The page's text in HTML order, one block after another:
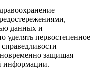
данных и
уделять первостепенное
защищая
информации.